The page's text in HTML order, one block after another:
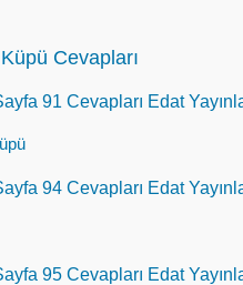
Cevapları
91 Cevapları Edat
94 Cevapları Edat
95 Cevapları Edat